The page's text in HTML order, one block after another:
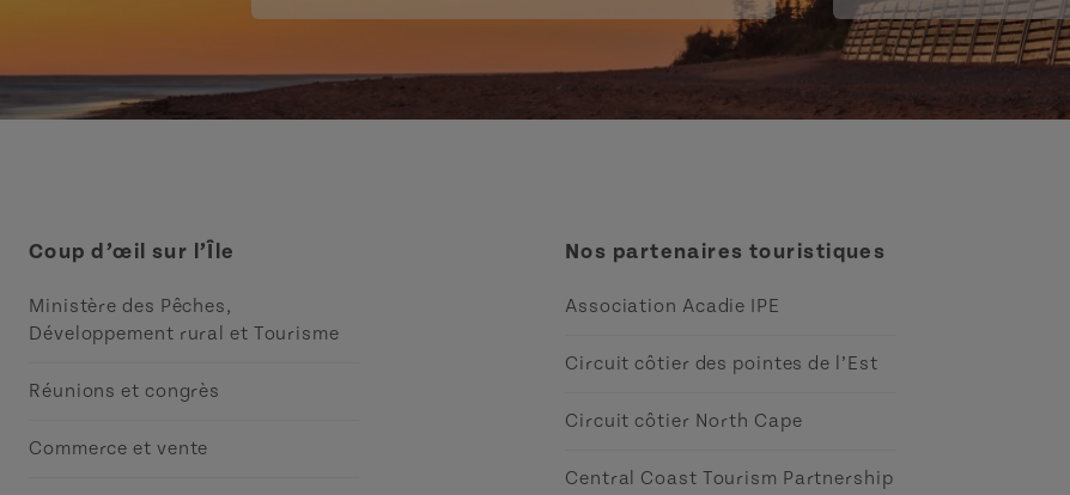
Coup d’œil sur l’Île
Ministère des Pêches,
Développement rural et Tourisme
Réunions et congrès
Commerce et vente
Nos partenaires touristiques
Association Acadie IPE
Circuit côtier des pointes de l’Est
Circuit côtier North Cape
Central Coast Tourism Partnership